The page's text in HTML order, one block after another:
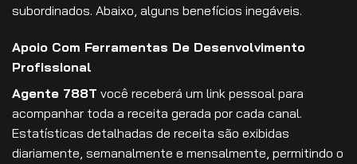
subordinados. Abaixo, alguns benefícios inegáveis.
Apoio Com Ferramentas De Desenvolvimento
Profissional
Agente 788T você receberá um link pessoal para
acompanhar toda a receita gerada por cada canal.
Estatísticas detalhadas de receita são exibidas
diariamente, semanalmente e mensalmente, permitindo o